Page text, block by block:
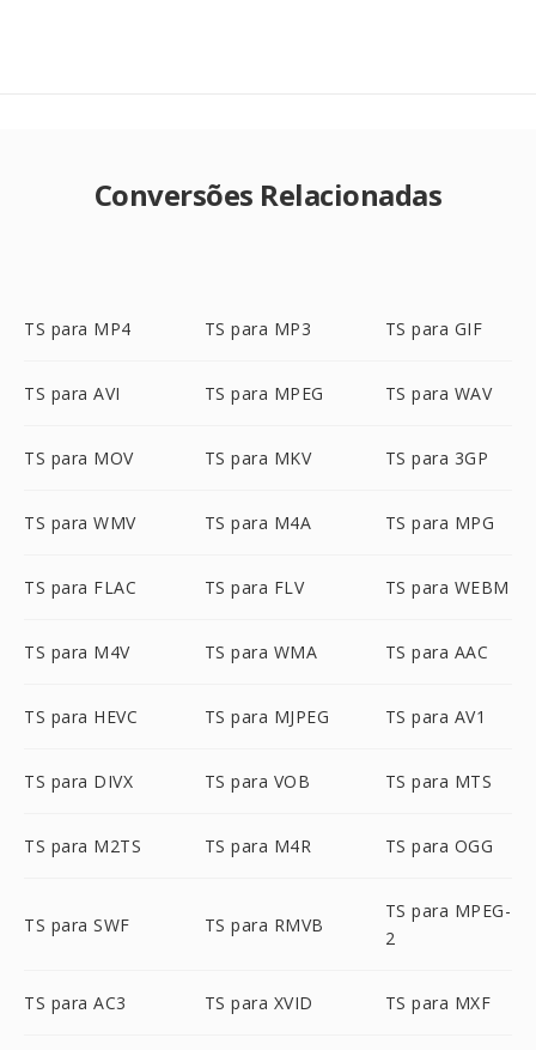
Conversões Relacionadas
TS para MP4 TS para MP3 TS para GIF
TS para AVI TS para MPEG TS para WAV
TS para MOV TS para MKV TS para 3GP
TS para WMV TS para M4A TS para MPG
TS para FLAC TS para FLV TS para WEBM
TS para M4V TS para WMA TS para AAC
TS para HEVC TS para MJPEG TS para AV1
TS para DIVX TS para VOB TS para MTS
TS para M2TS TS para M4R TS para OGG
TS para SWF TS para RMVB
TS para MPEG-
2
TS para AC3 TS para XVID TS para MXF